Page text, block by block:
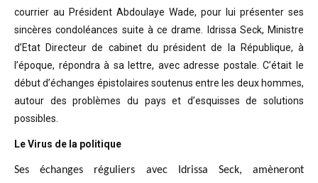
courrier au Président Abdoulaye Wade, pour lui présenter ses
sincères condoléances suite à ce drame. Idrissa Seck, Ministre
d’Etat Directeur de cabinet du président de
la République, à
l’époque, répondra à sa lettre, avec adresse postale. C’était le
début d’échanges épistolaires soutenus entre les deux hommes,
autour des problèmes du pays et d’esquisses de solutions
possibles.
Le Virus de la politique
Ses échanges réguliers avec Idrissa Seck, amèneront